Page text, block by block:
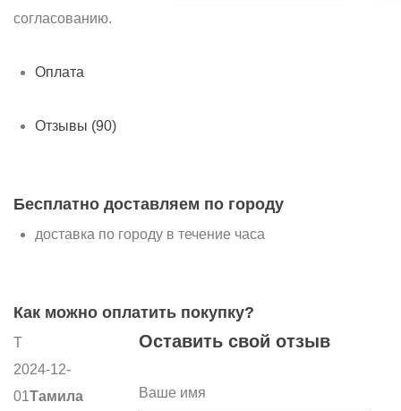
согласованию.
Оплата
Отзывы (90)
Бесплатно доставляем по городу
доставка по городу в течение часа
Как можно оплатить покупку?
Т
2024-12-
01Тамила
Оставить свой отзыв
Ваше имя